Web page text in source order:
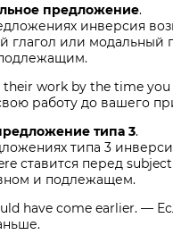
предложение.
инверсия
глагол или модальный
their work by the time
работу до вашего
типа 3.
типа 3
ставится перед
и подлежащем.
have come earlier. —